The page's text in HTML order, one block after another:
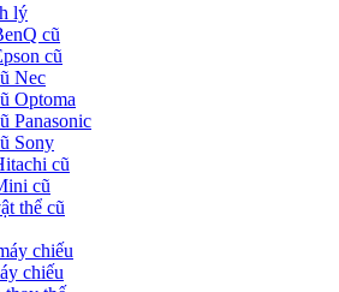
lý
cũ
cũ
Nec
Optoma
Panasonic
Sony
cũ
cũ
thể cũ
chiếu
chiếu